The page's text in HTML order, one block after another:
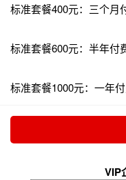
标准套餐400元：三个月
标准套餐600元：半年付
标准套餐1000元：一年
VIP